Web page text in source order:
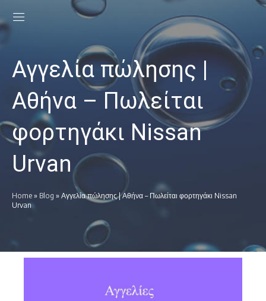
Αγγελία πώλησης |
Αθήνα – Πωλείται
φορτηγάκι Nissan
Urvan
Home » Blog » Αγγελία πώλησης | Αθήνα – Πωλείται φορτηγάκι Nissan
Urvan